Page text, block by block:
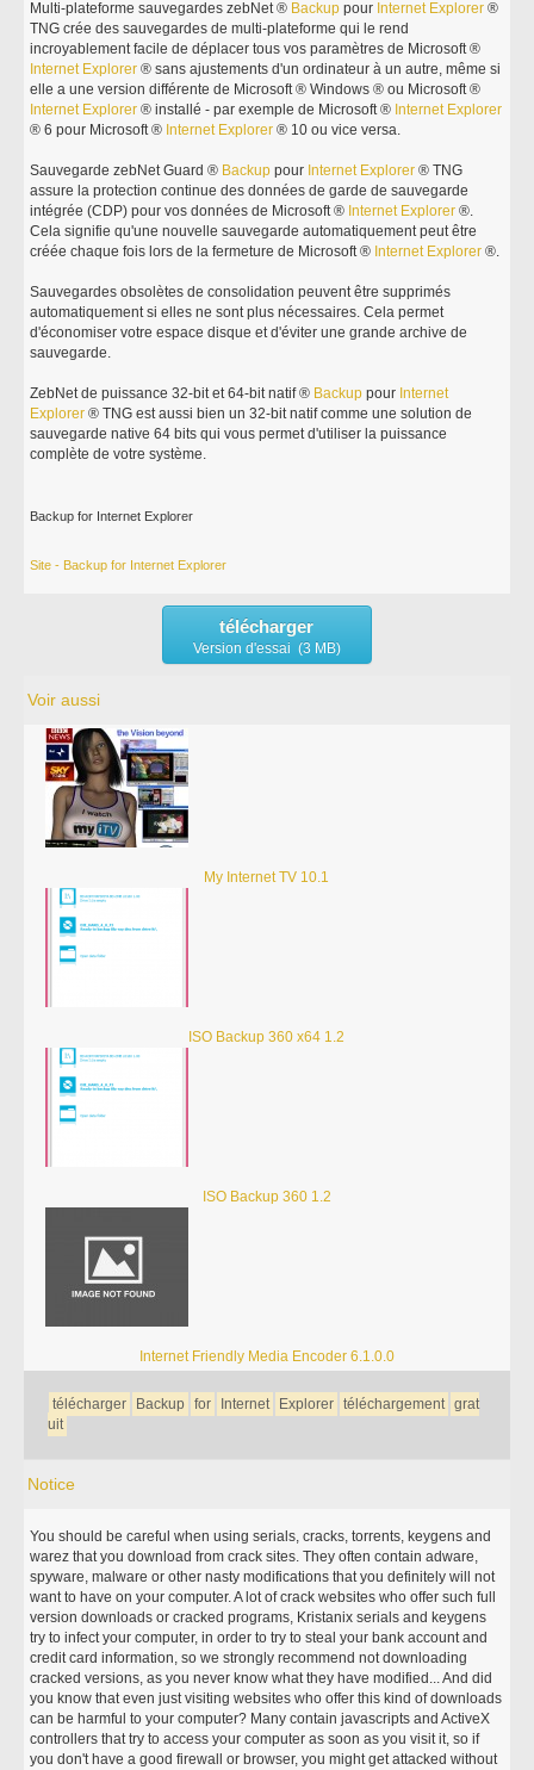
Multi-plateforme sauvegardes zebNet ® Backup pour Internet Explorer ®
TNG crée des sauvegardes de multi-plateforme qui le rend
incroyablement facile de déplacer tous vos paramètres de Microsoft ®
Internet Explorer ® sans ajustements d'un ordinateur à un autre, même si
elle a une version différente de Microsoft ® Windows ® ou Microsoft ®
Internet Explorer ® installé - par exemple de Microsoft ® Internet Explorer
® 6 pour Microsoft ® Internet Explorer ® 10 ou vice versa.
Sauvegarde zebNet Guard ® Backup pour Internet Explorer ® TNG
assure la protection continue des données de garde de sauvegarde
intégrée (CDP) pour vos données de Microsoft ® Internet Explorer ®.
Cela signifie qu'une nouvelle sauvegarde automatiquement peut être
créée chaque fois lors de la fermeture de Microsoft ® Internet Explorer ®.
Sauvegardes obsolètes de consolidation peuvent être supprimés
automatiquement si elles ne sont plus nécessaires. Cela permet
d'économiser votre espace disque et d'éviter une grande archive de
sauvegarde.
ZebNet de puissance 32-bit et 64-bit natif ® Backup pour Internet
Explorer ® TNG est aussi bien un 32-bit natif comme une solution de
sauvegarde native 64 bits qui vous permet d'utiliser la puissance
complète de votre système.
Backup for Internet Explorer
Site - Backup for Internet Explorer
télécharger
Version d'essai (3 MB)
Voir aussi
My Internet TV 10.1
ISO Backup 360 x64 1.2
ISO Backup 360 1.2
Internet Friendly Media Encoder 6.1.0.0
télécharger Backup for Internet Explorer téléchargement grat
uit
Notice
You should be careful when using serials, cracks, torrents, keygens and
warez that you download from crack sites. They often contain adware,
spyware, malware or other nasty modifications that you definitely will not
want to have on your computer. A lot of crack websites who offer such full
version downloads or cracked programs, Kristanix serials and keygens
try to infect your computer, in order to try to steal your bank account and
credit card information, so we strongly recommend not downloading
cracked versions, as you never know what they have modified... And did
you know that even just visiting websites who offer this kind of downloads
can be harmful to your computer? Many contain javascripts and ActiveX
controllers that try to access your computer as soon as you visit it, so if
you don't have a good firewall or browser, you might get attacked without